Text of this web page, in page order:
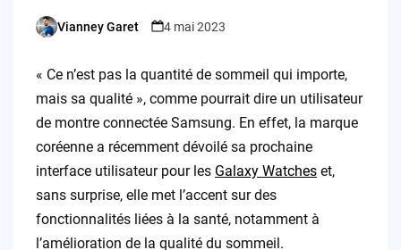
Posted
Vianney Garet 4 mai 2023
« Ce n’est pas la quantité de sommeil qui importe,
mais sa qualité », comme pourrait dire un utilisateur
de montre connectée Samsung. En effet, la marque
coréenne a récemment dévoilé sa prochaine
interface utilisateur pour les Galaxy Watcheset,
sans surprise, elle met l’accent sur des
fonctionnalités liées à la santé, notamment à
l’amélioration de la qualité du sommeil.